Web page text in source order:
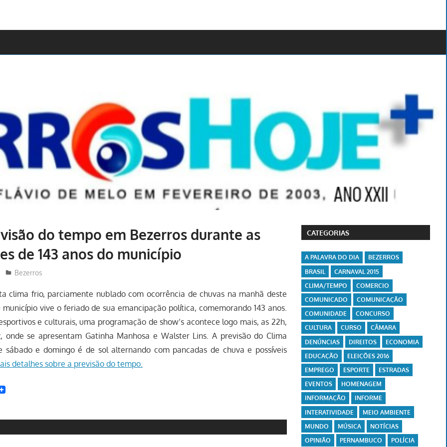
do tempo em Bezerros durante as
de 143 anos do município
Redator
Bezerros
clima frio, parciamente nublado com ocorrência de chuvas na manhã deste
vive o feriado de sua emancipação política, comemorando 143 anos.
e culturais, uma programação de show’s acontece logo mais, as 22h,
onde se apresentam Gatinha Manhosa e Walster Lins. A previsão do Clima
e domingo é de sol alternando com pancadas de chuva e possíveis
detalhes sobre a previsão do tempo.
CATEGORIAS
A PALAVRA DO DIA
BEZERROS
BRASIL
CARNAVAL 2015
CLIMA/TEMPO
COMERCIO
COMUNICADO
COMUNICAÇÃO
COMUNIDADE
CONCURSO
CULTURA
CURSO
CÂMARA
DENÚNCIAS
DIREITOS
ECONOMIA
EDUCAÇÃO
ELEIÇÕES 2016
EMPREGO
ESPORTE
ESTRADAS
EVENTOS
HOMENAGEM
INFORMAÇÃO
INFORME
INTERATIVIDADE
MEIO AMBIENTE
MUNDO
MÚSICA
NOTÍCIAS
OPINIÃO
PERNAMBUCO POLÍCIA